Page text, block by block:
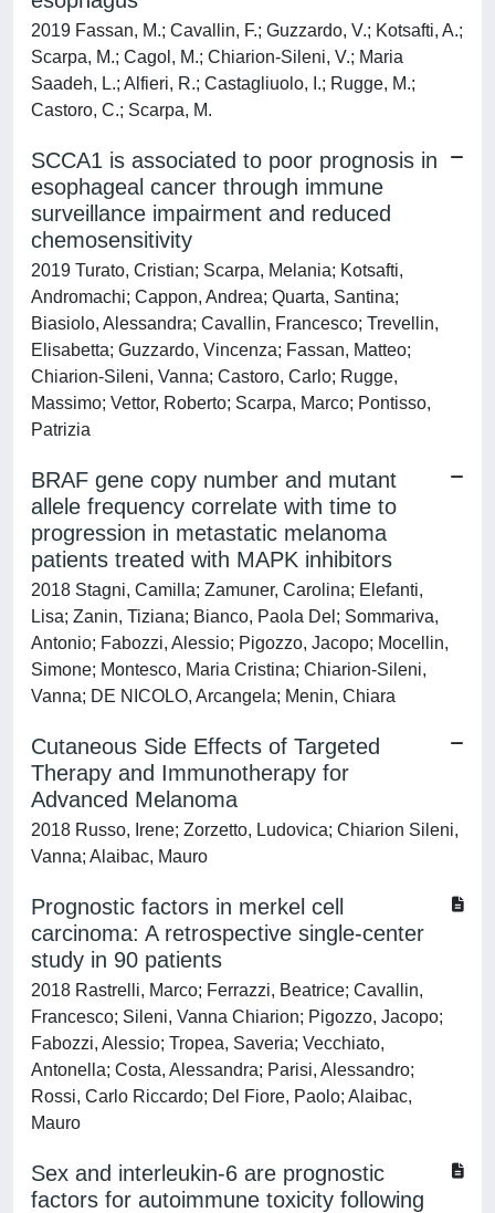
2019 Fassan, M.; Cavallin, F.; Guzzardo, V.; Kotsafti, A.;
Scarpa, M.; Cagol, M.; Chiarion-Sileni, V.; Maria
Saadeh, L.; Alfieri, R.; Castagliuolo, I.; Rugge, M.;
Castoro, C.; Scarpa, M.
SCCA1 is associated to poor prognosis in
esophageal cancer through immune
surveillance impairment and reduced
chemosensitivity
2019 Turato, Cristian; Scarpa, Melania; Kotsafti,
Andromachi; Cappon, Andrea; Quarta, Santina;
Biasiolo, Alessandra; Cavallin, Francesco; Trevellin,
Elisabetta; Guzzardo, Vincenza; Fassan, Matteo;
Chiarion-Sileni, Vanna; Castoro, Carlo; Rugge,
Massimo; Vettor, Roberto; Scarpa, Marco; Pontisso,
Patrizia
BRAF gene copy number and mutant
allele frequency correlate with time to
progression in metastatic melanoma
patients treated with MAPK inhibitors
2018 Stagni, Camilla; Zamuner, Carolina; Elefanti,
Lisa; Zanin, Tiziana; Bianco, Paola Del; Sommariva,
Antonio; Fabozzi, Alessio; Pigozzo, Jacopo; Mocellin,
Simone; Montesco, Maria Cristina; Chiarion-Sileni,
Vanna; DE NICOLO, Arcangela; Menin, Chiara
Cutaneous Side Effects of Targeted
Therapy and Immunotherapy for
Advanced Melanoma
2018 Russo, Irene; Zorzetto, Ludovica; Chiarion Sileni,
Vanna; Alaibac, Mauro
Prognostic factors in merkel cell
carcinoma: A retrospective single-center
study in 90 patients
2018 Rastrelli, Marco; Ferrazzi, Beatrice; Cavallin,
Francesco; Sileni, Vanna Chiarion; Pigozzo, Jacopo;
Fabozzi, Alessio; Tropea, Saveria; Vecchiato,
Antonella; Costa, Alessandra; Parisi, Alessandro;
Rossi, Carlo Riccardo; Del Fiore, Paolo; Alaibac,
Mauro
Sex and interleukin-6 are prognostic
factors for autoimmune toxicity following